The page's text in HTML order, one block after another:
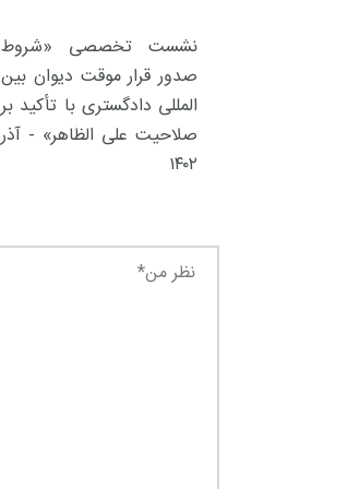
نشست تخصصی «شروط
صدور قرار موقت دیوان بین
المللی دادگستری با تأکید بر
صلاحیت علی الظاهر» - آذر
۱۴۰۲